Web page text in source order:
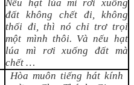
Nếu hạt lúa mì rơi xuống
đất không chết đi, không
thối đi, thì nó chỉ trơ trọi
một mình thôi. Và nếu hạt
lúa mì rơi xuống đất mà
chết …
Hòa muôn tiếng hát kính